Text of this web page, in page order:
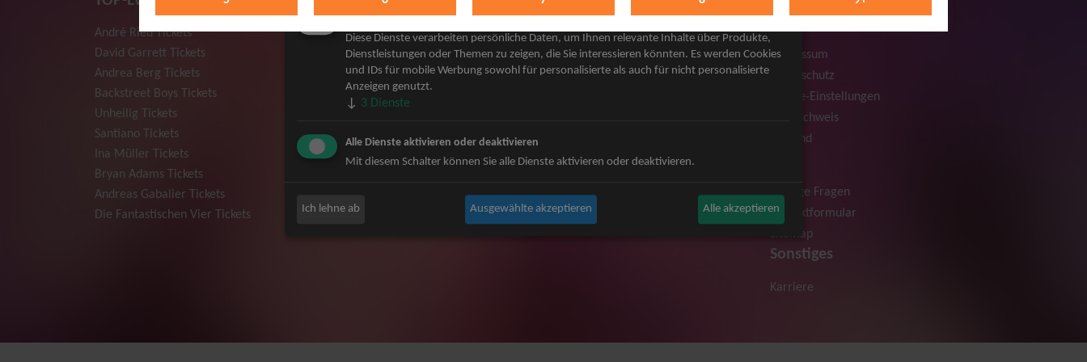
André Rieu Tickets
David Garrett Tickets
Andrea Berg Tickets
Backstreet Boys Tickets
Unheilig Tickets
Santiano Tickets
Ina Müller Tickets
Bryan Adams Tickets
Andreas Gabalier Tickets
Die Fantastischen Vier Tickets
Herbert Grönemeyer Tickets
Deep Purple Tickets
Howard Carpendale Tickets
Jan Delay & Disko No.1 Tickets
Bob Dylan Tickets
Mark Forster Tickets
Niedeckens BAP Tickets
Judas Priest Tickets
The BossHoss Tickets
Silbermond Tickets
Simple Plan Tickets
Beatrice Egli Tickets
Roland Kaiser Tickets
AGB
Impressum
Datenschutz
Cookie-Einstellungen
Bildnachweis
Versand
Häufige Fragen
Kontaktformular
Sitemap
Sonstiges
Karriere
Marketing
Diese Dienste verarbeiten persönliche Daten, um Ihnen relevante Inhalte über Produkte,
Dienstleistungen oder Themen zu zeigen, die Sie interessieren könnten. Es werden Cookies
und IDs für mobile Werbung sowohl für personalisierte als auch für nicht personalisierte
Anzeigen genutzt.
↓ 3 Dienste
Alle Dienste aktivieren oder deaktivieren
Mit diesem Schalter können Sie alle Dienste aktivieren oder deaktivieren.
Ich lehne ab Ausgewählte akzeptieren Alle akzeptieren